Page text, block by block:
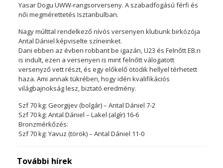
Yasar Dogu UWW-rangsorverseny. A szabadfogású férfi és
női megmérettetés Isztanbulban.
Nagy múlttal rendelkező nívós versenyen klubunk birkózója
Antal Dániel képviselte színeinket.
Dani ebben az évben robbant be igazán, U23 és Felnőtt EB.n
is indult, ezen a versenyen is mint felnőtt válogatott
versenyző vett részt, és egy előkelő ötödik hellyel térhetett
haza. Ami annak tükrében, hogy idén kvalifikációs
világbajnokság lesz, biztató eredmény.
Szf 70 kg: Georgijev (bolgár) – Antal Dániel 7-2
Szf 70 kg: Antal Dániel – Lakel (algír) 16-6
Bronzmérkőzés:
Szf 70 kg: Yavuz (török) – Antal Dániel 11-0
További hírek